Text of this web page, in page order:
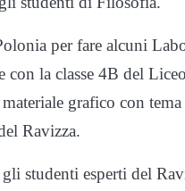
per fare alcuni
la classe 4B del
grafico con
Ravizza.
studenti esperti del